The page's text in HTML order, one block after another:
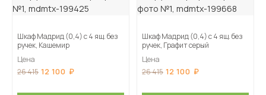
Шкаф Мадрид (0,4) с 4 ящ. без
ручек, Кашемир
Цена
26 415 12 100
Шкаф Мадрид (0,4) с 4 ящ. без
ручек, Графит серый
Цена
26 415 12 100